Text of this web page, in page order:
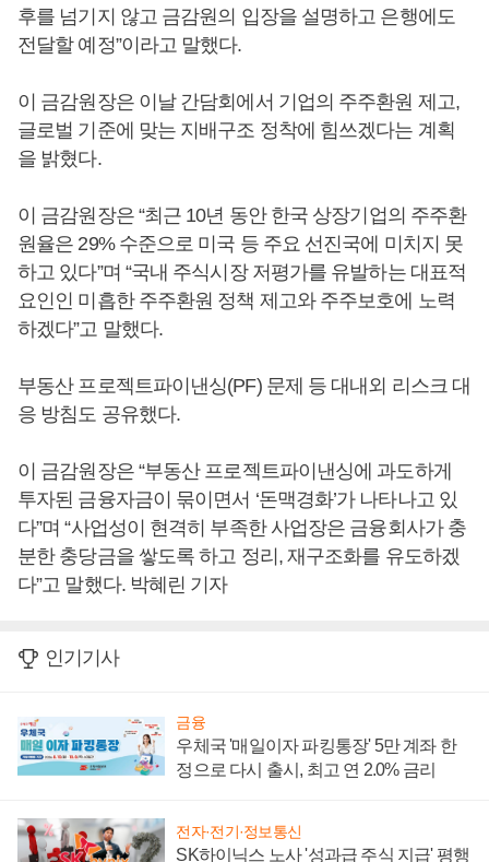
후를 넘기지 않고 금감원의 입장을 설명하고 은행에도
전달할 예정”이라고 말했다.
이 금감원장은 이날 간담회에서 기업의 주주환원 제고,
글로벌 기준에 맞는 지배구조 정착에 힘쓰겠다는 계획
을 밝혔다.
이 금감원장은 “최근 10년 동안 한국 상장기업의 주주환
원율은 29% 수준으로 미국 등 주요 선진국에 미치지 못
하고 있다”며 “국내 주식시장 저평가를 유발하는 대표적
요인인 미흡한 주주환원 정책 제고와 주주보호에 노력
하겠다”고 말했다.
부동산 프로젝트파이낸싱(PF) 문제 등 대내외 리스크 대
응 방침도 공유했다.
이 금감원장은 “부동산 프로젝트파이낸싱에 과도하게
투자된 금융자금이 묶이면서 ‘돈맥경화’가 나타나고 있
다”며 “사업성이 현격히 부족한 사업장은 금융회사가 충
분한 충당금을 쌓도록 하고 정리, 재구조화를 유도하겠
다”고 말했다. 박혜린 기자
인기기사
금융
우체국 '매일이자 파킹통장' 5만 계좌 한
정으로 다시 출시, 최고 연 2.0% 금리
전자·전기·정보통신
SK하이닉스 노사 '성과급 주식 지급' 평행